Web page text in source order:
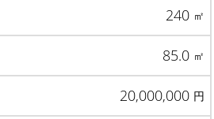
240 ㎡
85.0 ㎡
20,000,000 円